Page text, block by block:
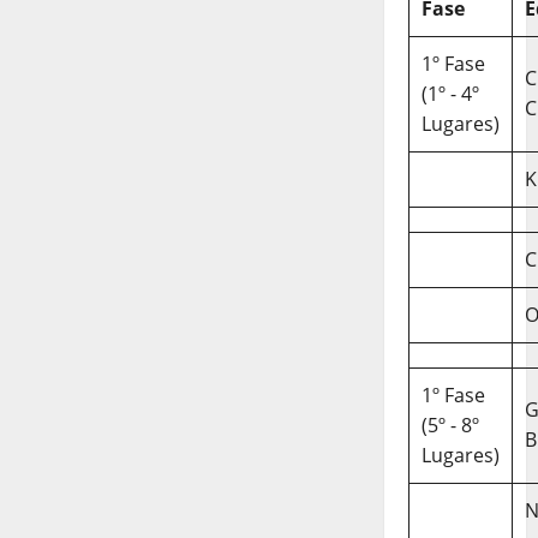
Fase
1º Fase
(1º - 4º
Lugares)
C
1º Fase
(5º - 8º
Lugares)
B